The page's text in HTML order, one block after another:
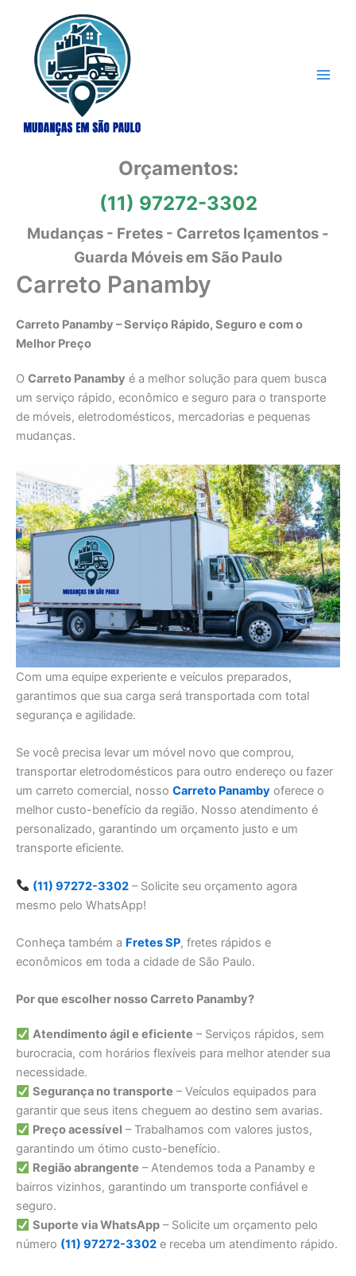
conteúdo
Orçamentos:
(11) 97272-3302
Mudanças - Fretes - Carretos Içamentos -
Guarda Móveis em São Paulo
Carreto Panamby
Carreto Panamby – Serviço Rápido, Seguro e com o
Melhor Preço
O Carreto Panamby é a melhor solução para quem busca
um serviço rápido, econômico e seguro para o transporte
de móveis, eletrodomésticos, mercadorias e pequenas
mudanças.
Com uma equipe experiente e veículos preparados,
garantimos que sua carga será transportada com total
segurança e agilidade.
Se você precisa levar um móvel novo que comprou,
transportar eletrodomésticos para outro endereço ou fazer
um carreto comercial, nosso Carreto Panamby oferece o
melhor custo-benefício da região. Nosso atendimento é
personalizado, garantindo um orçamento justo e um
transporte eficiente.
(11) 97272-3302– Solicite seu orçamento agora
mesmo pelo WhatsApp!
Conheça também a Fretes SP, fretes rápidos e
econômicos em toda a cidade de São Paulo.
Por que escolher nosso Carreto Panamby?
Atendimento ágil e eficiente – Serviços rápidos, sem
burocracia, com horários flexíveis para melhor atender sua
necessidade.
Segurança no transporte – Veículos equipados para
garantir que seus itens cheguem ao destino sem avarias.
Preço acessível – Trabalhamos com valores justos,
garantindo um ótimo custo-benefício.
Região abrangente – Atendemos toda a Panamby e
bairros vizinhos, garantindo um transporte confiável e
seguro.
Suporte via WhatsApp– Solicite um orçamento pelo
número (11) 97272-3302 e receba um atendimento rápido.